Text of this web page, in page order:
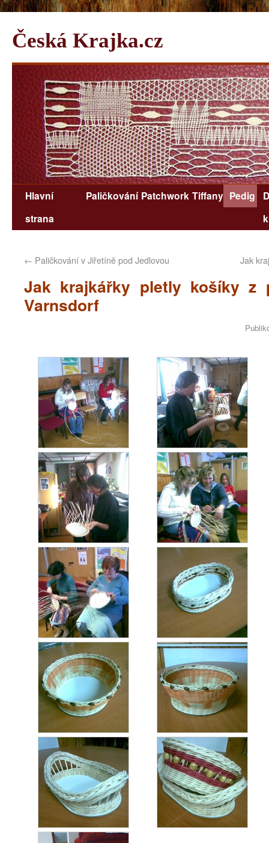
Česká Krajka.cz
Hlavní
strana
Paličkování Patchwork Tiffany Pedig
← Paličkování v Jiřetíně pod Jedlovou Jak
Jak krajkářky pletly košíky z
Varnsdorf